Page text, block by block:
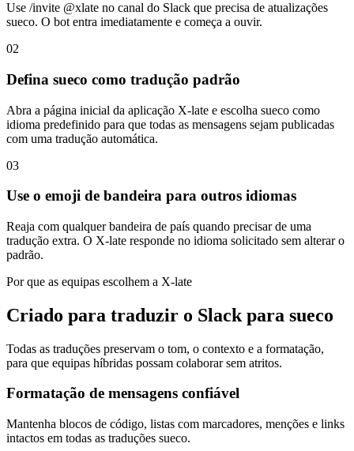
Use /invite @xlate no canal do Slack que precisa de atualizações
sueco. O bot entra imediatamente e começa a ouvir.
02
Defina sueco como tradução padrão
Abra a página inicial da aplicação X-late e escolha sueco como
idioma predefinido para que todas as mensagens sejam publicadas
com uma tradução automática.
03
Use o emoji de bandeira para outros idiomas
Reaja com qualquer bandeira de país quando precisar de uma
tradução extra. O X-late responde no idioma solicitado sem alterar o
padrão.
Por que as equipas escolhem a X-late
Criado para traduzir o Slack para sueco
Todas as traduções preservam o tom, o contexto e a formatação,
para que equipas híbridas possam colaborar sem atritos.
Formatação de mensagens confiável
Mantenha blocos de código, listas com marcadores, menções e links
intactos em todas as traduções sueco.